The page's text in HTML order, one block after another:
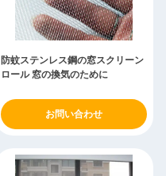
防蚊ステンレス鋼の窓スクリーン
ロール 窓の換気のために
お問い合わせ